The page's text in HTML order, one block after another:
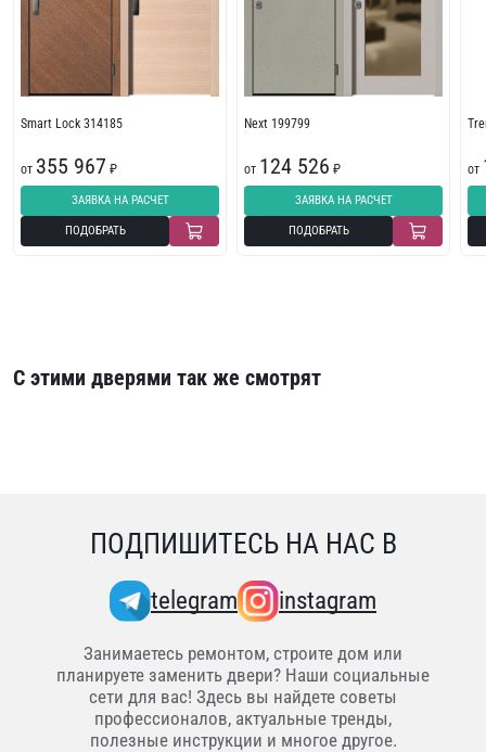
Smart Lock 314185
от 355 967 ₽
ЗАЯВКА НА РАСЧЕТ
ПОДОБРАТЬ
Next 199799
от 124 526 ₽
ЗАЯВКА НА РАСЧЕТ
ПОДОБРАТЬ
от
С этими дверями так же смотрят
ПОДПИШИТЕСЬ НА НАС В
telegram instagram
Занимаетесь ремонтом, строите дом или
планируете заменить двери? Наши социальные
сети для вас! Здесь вы найдете советы
профессионалов, актуальные тренды,
полезные инструкции и многое другое.